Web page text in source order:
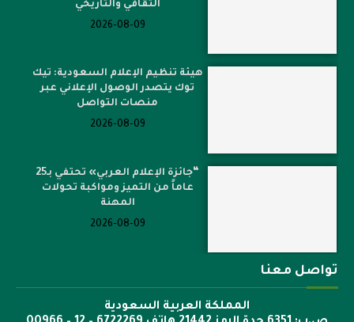
الثقافي والتاريخي
2026-08-09
هيئة تنظيم الإعلام السعودية: تيك
توك يتصدر الوصول الإعلاني عبر
منصات التواصل
2026-08-09
“جائزة الإعلام العربي» تحتفي بـ25
عاماً من التميز ومواكبة تحولات
المهنة
2026-08-09
تواصل معنا
المملكة العربية السعودية